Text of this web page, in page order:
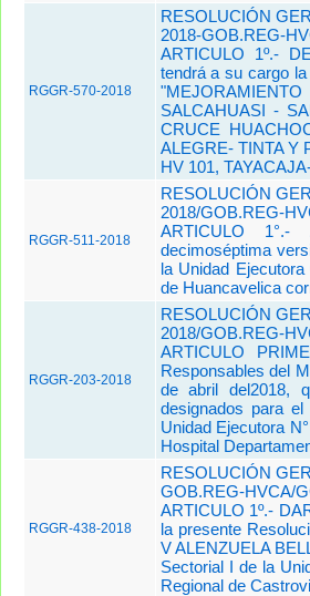
RGGR-570-2018
RESOLUCIÓN
2018-GOB.REG-
ARTICULO 1º.-
tendrá a su cargo
SALCAHUASI -
CRUCE
ALEGRE- TINTA Y
HV 101,
RGGR-511-2018
RESOLUCIÓN
2018/GOB.REG-
ARTICULO
decimoséptima
la Unidad
de Huancavelica
RGGR-203-2018
RESOLUCIÓN
2018/GOB.REG-
ARTICULO
Responsables del
de abril del2018,
designados para
Unidad Ejecutora
Hospital
RGGR-438-2018
RESOLUCIÓN
GOB.REG-HVCA/
ARTICULO 1º.-
la presente
V ALENZUELA
Sectorial I de la
Regional de